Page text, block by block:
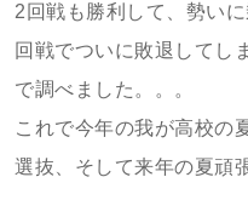
2回戦も勝利して、勢い
回戦でついに敗退してし
で調べました。。。
これで今年の我が高校の
選抜、そして来年の夏頑